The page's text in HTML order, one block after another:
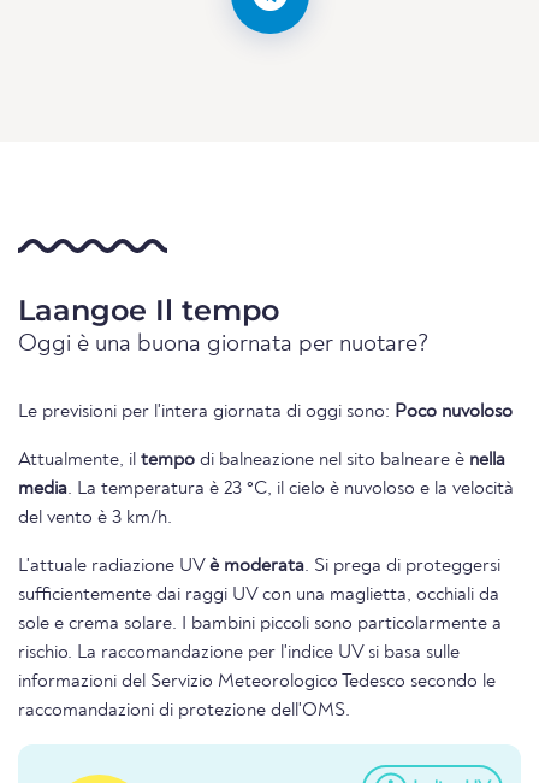
Laangoe Il tempo
Oggi è una buona giornata per nuotare?
Le previsioni per l'intera giornata di oggi sono: Poco nuvoloso
Attualmente, il tempo di balneazione nel sito balneare è nella
media. La temperatura è 23 °C, il cielo è nuvoloso e la velocità
del vento è 3 km/h.
L'attuale radiazione UV è moderata. Si prega di proteggersi
sufficientemente dai raggi UV con una maglietta, occhiali da
sole e crema solare. I bambini piccoli sono particolarmente a
rischio. La raccomandazione per l'indice UV si basa sulle
informazioni del Servizio Meteorologico Tedesco secondo le
raccomandazioni di protezione dell'OMS.